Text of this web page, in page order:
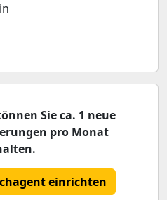
Sie ca. 1 neue
pro Monat
einrichten